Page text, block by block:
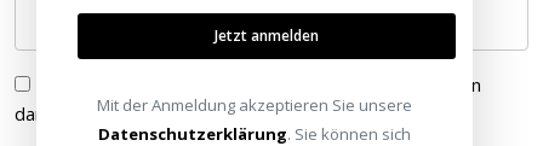
gelesen und bin
damit einverstanden.
Jetzt anmelden
Mit der Anmeldung akzeptieren Sie unsere
Datenschutzerklärung. Sie können sich